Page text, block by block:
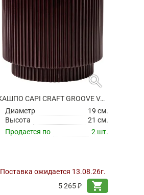
search
КАШПО CAPI CRAFT GROOVE VASE CYLINDER BLACK RED
Диаметр
19 см.
Высота
21 см.
Продается по
2 шт.
Поставка ожидается 13.08.26г.
5 265 ₽
shopping_cart